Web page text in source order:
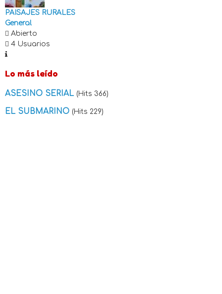
PAISAJES RURALES
General
Abierto
4 Usuarios
Lo más leído
ASESINO SERIAL (Hits 366)
EL SUBMARINO (Hits 229)